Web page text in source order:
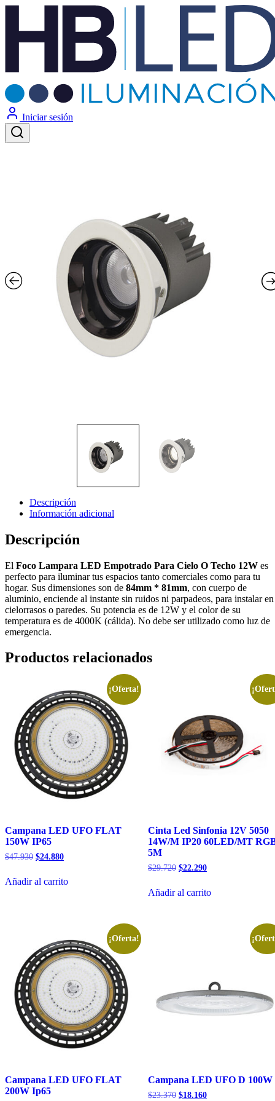
Iniciar sesión
Descripción
Información adicional
Descripción
El Foco Lampara LED Empotrado Para Cielo O Techo 12W es
perfecto para iluminar tus espacios tanto comerciales como para tu
hogar. Sus dimensiones son de 84mm * 81mm, con cuerpo de
aluminio, enciende al instante sin ruidos ni parpadeos, para instalar en
cielorrasos o paredes. Su potencia es de 12W y el color de su
temperatura es de 4000K (cálida). No debe ser utilizado como luz de
emergencia.
Productos relacionados
¡Oferta!
Campana LED UFO FLAT
150W IP65
$47.930 El
original
era:
$24.880El
es:
Añadir al carrito
Cinta Led Sinfonia 12V 5050
14W/M IP20 60LED/MT
5M
$29.720 El
original
era:
$22.290El
es:
Añadir al carrito
¡Oferta!
Campana LED UFO FLAT
200W Ip65
Campana LED UFO D 100W
$23.370 El
$18.160El